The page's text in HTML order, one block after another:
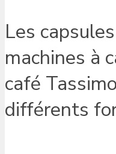
Les
machines à
café
différents